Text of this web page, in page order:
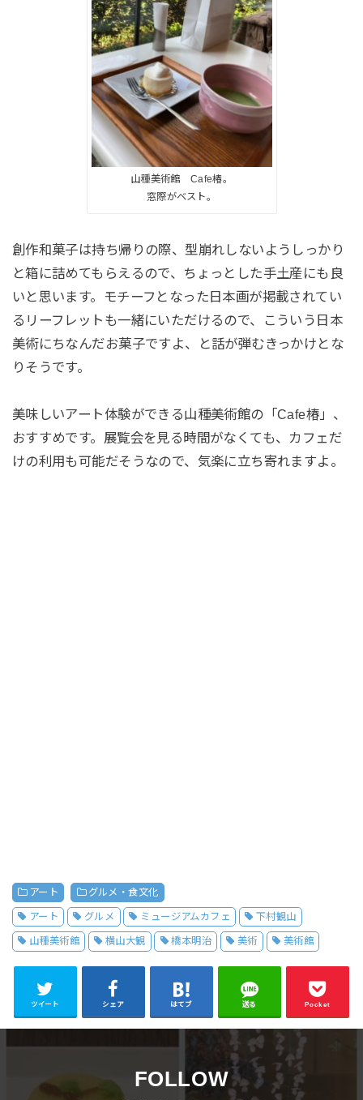
山種美術館 Cafe椿。
窓際がベスト。
創作和菓子は持ち帰りの際、型崩れしないようしっかり
と箱に詰めてもらえるので、ちょっとした手土産にも良
いと思います。モチーフとなった日本画が掲載されてい
るリーフレットも一緒にいただけるので、こういう日本
美術にちなんだお菓子ですよ、と話が弾むきっかけとな
りそうです。
美味しいアート体験ができる山種美術館の「Cafe椿」、
おすすめです。展覧会を見る時間がなくても、カフェだ
けの利用も可能だそうなので、気楽に立ち寄れますよ。
アート グルメ・食文化
アート グルメ ミュージアムカフェ 下村観山
山種美術館 横山大観 橋本明治 美術 美術館
ツイート シェア はてブ 送る Pocket
FOLLOW